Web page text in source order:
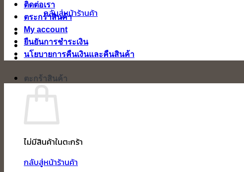
กลับสู่หน้าร้านค้า
ตะกร้าสินค้า
ไม่มีสินค้าในตะกร้า
กลับสู่หน้าร้านค้า
ติดต่อเรา
ตระกร้าสินค้า
My account
ยืนยันการชำระเงิน
นโยบายการคืนเงินและคืนสินค้า